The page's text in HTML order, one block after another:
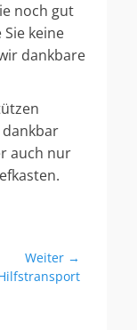
noch gut
keine
dankbare
auch nur
Weiter →